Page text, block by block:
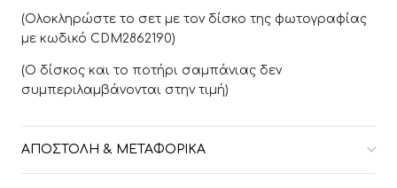
(Ολοκληρώστε το σετ με τον δίσκο της φωτογραφίας
με κωδικό CDM2862190)
(Ο δίσκος και το ποτήρι σαμπάνιας δεν
συμπεριλαμβάνονται στην τιμή)
ΑΠΟΣΤΟΛΉ & ΜΕΤΑΦΟΡΙΚΆ